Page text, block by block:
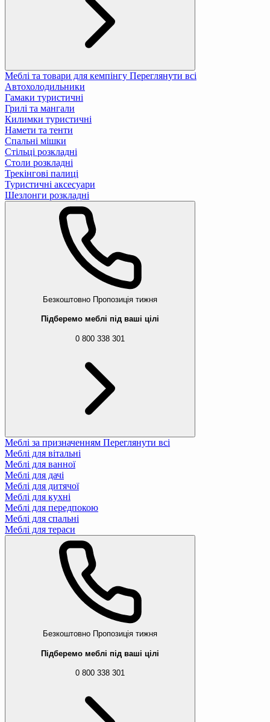
Меблі та товари для кемпінгу Переглянути всі
Автохолодильники
Гамаки туристичні
Грилі та мангали
Килимки туристичні
Намети та тенти
Спальні мішки
Стільці розкладні
Столи розкладні
Трекінгові палиці
Туристичні аксесуари
Шезлонги розкладні
Безкоштовно Пропозиція тижня
Підберемо меблі під ваші цілі
0 800 338 301
Меблі за призначенням Переглянути всі
Меблі для вітальні
Меблі для ванної
Меблі для дачі
Меблі для дитячої
Меблі для кухні
Меблі для передпокою
Меблі для спальні
Меблі для тераси
Безкоштовно Пропозиція тижня
Підберемо меблі під ваші цілі
0 800 338 301